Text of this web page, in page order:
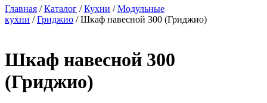
Главная /Каталог /Кухни /Модульные
кухни /Гриджио / Шкаф навесной 300 (Гриджио)
Шкаф навесной 300
(Гриджио)